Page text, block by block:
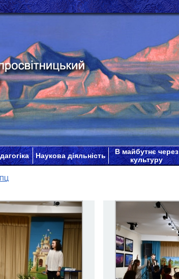
Наукова діяльність
В майбутнє через
культуру